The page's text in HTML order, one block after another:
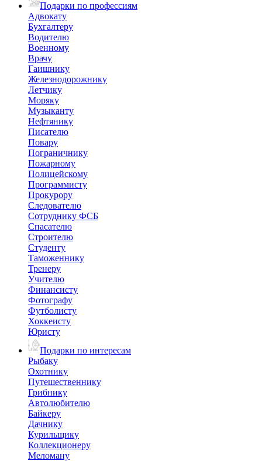
Подарки по профессиям
Адвокату
Бухгалтеру
Водителю
Военному
Врачу
Гаишнику
Железнодорожнику
Летчику
Моряку
Музыканту
Нефтянику
Писателю
Повару
Пограничнику
Пожарному
Полицейскому
Программисту
Прокурору
Следователю
Сотруднику ФСБ
Спасателю
Строителю
Студенту
Таможеннику
Тренеру
Учителю
Финансисту
Фотографу
Футболисту
Хоккеисту
Юристу
Подарки по интересам
Рыбаку
Охотнику
Путешественнику
Грибнику
Автолюбителю
Байкеру
Дачнику
Курильщику
Коллекционеру
Меломану